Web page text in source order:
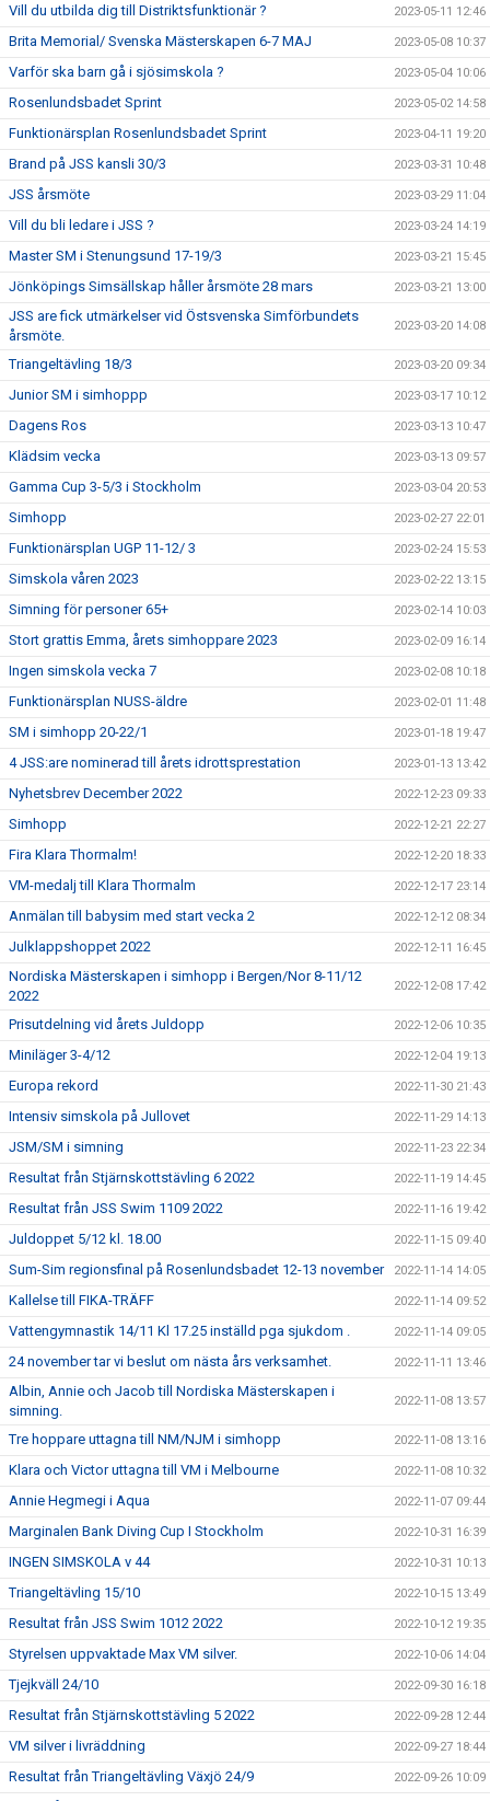
Vill du utbilda dig till Distriktsfunktionär ? 2023-05-11 12:46
Brita Memorial/ Svenska Mästerskapen 6-7 MAJ 2023-05-08 10:37
Varför ska barn gå i sjösimskola ? 2023-05-04 10:06
Rosenlundsbadet Sprint 2023-05-02 14:58
Funktionärsplan Rosenlundsbadet Sprint 2023-04-11 19:20
Brand på JSS kansli 30/3 2023-03-31 10:48
JSS årsmöte 2023-03-29 11:04
Vill du bli ledare i JSS ? 2023-03-24 14:19
Master SM i Stenungsund 17-19/3 2023-03-21 15:45
Jönköpings Simsällskap håller årsmöte 28 mars 2023-03-21 13:00
JSS are fick utmärkelser vid Östsvenska Simförbundets
årsmöte.
2023-03-20 14:08
Triangeltävling 18/3 2023-03-20 09:34
Junior SM i simhoppp 2023-03-17 10:12
Dagens Ros 2023-03-13 10:47
Klädsim vecka 2023-03-13 09:57
Gamma Cup 3-5/3 i Stockholm 2023-03-04 20:53
Simhopp 2023-02-27 22:01
Funktionärsplan UGP 11-12/ 3 2023-02-24 15:53
Simskola våren 2023 2023-02-22 13:15
Simning för personer 65+ 2023-02-14 10:03
Stort grattis Emma, årets simhoppare 2023 2023-02-09 16:14
Ingen simskola vecka 7 2023-02-08 10:18
Funktionärsplan NUSS-äldre 2023-02-01 11:48
SM i simhopp 20-22/1 2023-01-18 19:47
4 JSS:are nominerad till årets idrottsprestation 2023-01-13 13:42
Nyhetsbrev December 2022 2022-12-23 09:33
Simhopp 2022-12-21 22:27
Fira Klara Thormalm! 2022-12-20 18:33
VM-medalj till Klara Thormalm 2022-12-17 23:14
Anmälan till babysim med start vecka 2 2022-12-12 08:34
Julklappshoppet 2022 2022-12-11 16:45
Nordiska Mästerskapen i simhopp i Bergen/Nor 8-11/12
2022
2022-12-08 17:42
Prisutdelning vid årets Juldopp 2022-12-06 10:35
Miniläger 3-4/12 2022-12-04 19:13
Europa rekord 2022-11-30 21:43
Intensiv simskola på Jullovet 2022-11-29 14:13
JSM/SM i simning 2022-11-23 22:34
Resultat från Stjärnskottstävling 6 2022 2022-11-19 14:45
Resultat från JSS Swim 1109 2022 2022-11-16 19:42
Juldoppet 5/12 kl. 18.00 2022-11-15 09:40
Sum-Sim regionsfinal på Rosenlundsbadet 12-13 november 2022-11-14 14:05
Kallelse till FIKA-TRÄFF 2022-11-14 09:52
Vattengymnastik 14/11 Kl 17.25 inställd pga sjukdom . 2022-11-14 09:05
24 november tar vi beslut om nästa års verksamhet. 2022-11-11 13:46
Albin, Annie och Jacob till Nordiska Mästerskapen i
simning.
2022-11-08 13:57
Tre hoppare uttagna till NM/NJM i simhopp 2022-11-08 13:16
Klara och Victor uttagna till VM i Melbourne 2022-11-08 10:32
Annie Hegmegi i Aqua 2022-11-07 09:44
Marginalen Bank Diving Cup I Stockholm 2022-10-31 16:39
INGEN SIMSKOLA v 44 2022-10-31 10:13
Triangeltävling 15/10 2022-10-15 13:49
Resultat från JSS Swim 1012 2022 2022-10-12 19:35
Styrelsen uppvaktade Max VM silver. 2022-10-06 14:04
Tjejkväll 24/10 2022-09-30 16:18
Resultat från Stjärnskottstävling 5 2022 2022-09-28 12:44
VM silver i livräddning 2022-09-27 18:44
Resultat från Triangeltävling Växjö 24/9 2022-09-26 10:09